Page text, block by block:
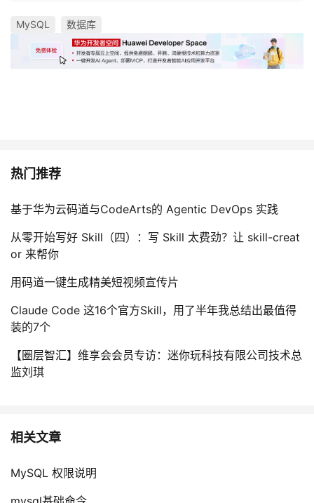
MySQL 数据库
热门推荐
基于华为云码道与CodeArts的 Agentic DevOps 实践
从零开始写好 Skill（四）：写 Skill 太费劲？让 skill-creat
or 来帮你
用码道一键生成精美短视频宣传片
Claude Code 这16个官方Skill，用了半年我总结出最值得
装的7个
【圈层智汇】维享会会员专访：迷你玩科技有限公司技术总
监刘琪
相关文章
MySQL 权限说明